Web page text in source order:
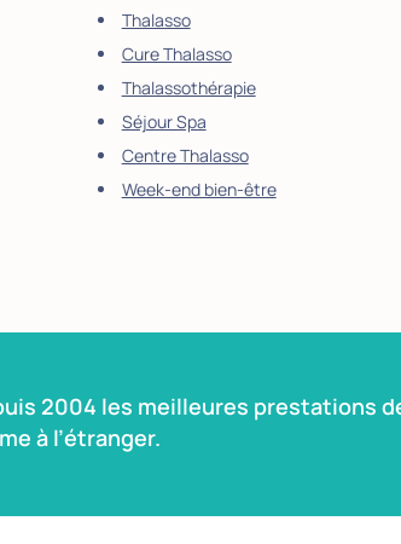
Thalasso
Cure Thalasso
Thalassothérapie
Séjour Spa
Centre Thalasso
Week-end bien-être
2004 les meilleures prestations
à l’étranger.